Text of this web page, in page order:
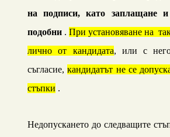
на подписи, като заплащане
подобни . При установяване на
лично от кандидата, или с
съгласие,кандидатът не се
стъпки .
Недопускането до следващите